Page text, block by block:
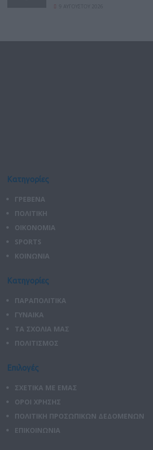
Κατηγορίες
ΓΡΕΒΕΝΑ
ΠΟΛΙΤΙΚΗ
ΟΙΚΟΝΟΜΙΑ
SPORTS
ΚΟΙΝΩΝΙΑ
Κατηγορίες
ΠΑΡΑΠΟΛΙΤΙΚΑ
ΓΥΝΑΙΚΑ
ΤΑ ΣΧΟΛΙΑ ΜΑΣ
ΠΟΛΙΤΙΣΜΟΣ
Επιλογές
ΣΧΕΤΙΚΑ ΜΕ ΕΜΑΣ
ΟΡΟΙ ΧΡΗΣΗΣ
ΠΟΛΙΤΙΚΗ ΠΡΟΣΩΠΙΚΩΝ ΔΕΔΟΜΕΝΩΝ
ΕΠΙΚΟΙΝΩΝΙΑ